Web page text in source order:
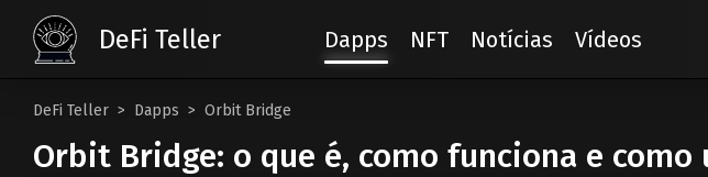
DeFi Teller Dapps Orbit Bridge
Orbit Bridge: o que é, como funciona e como
DeFi Teller Dapps NFT Notícias Vídeos